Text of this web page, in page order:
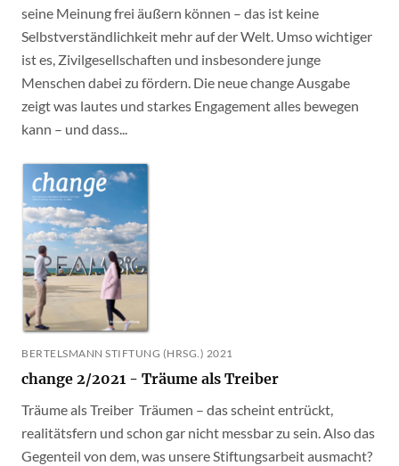
seine Meinung frei äußern können – das ist keine
Selbstverständlichkeit mehr auf der Welt. Umso wichtiger
ist es, Zivilgesellschaften und insbesondere junge
Menschen dabei zu fördern. Die neue change Ausgabe
zeigt was lautes und starkes Engagement alles bewegen
kann – und dass...
BERTELSMANN STIFTUNG (HRSG.) 2021
change 2/2021 - Träume als Treiber
Träume als Treiber Träumen – das scheint entrückt,
realitätsfern und schon gar nicht messbar zu sein. Also das
Gegenteil von dem, was unsere Stiftungsarbeit ausmacht?